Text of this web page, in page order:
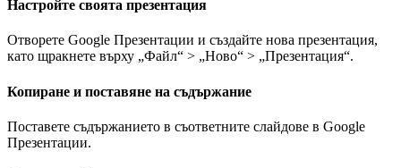
Настройте своята презентация
Отворете Google Презентации и създайте нова презентация,
като щракнете върху „Файл“ > „Ново“ > „Презентация“.
Копиране и поставяне на съдържание
Поставете съдържанието в съответните слайдове в Google
Презентации.